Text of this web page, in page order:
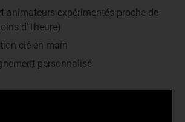
animateurs expérimentés proche de
d'1heure)
clé en main
personnalisé